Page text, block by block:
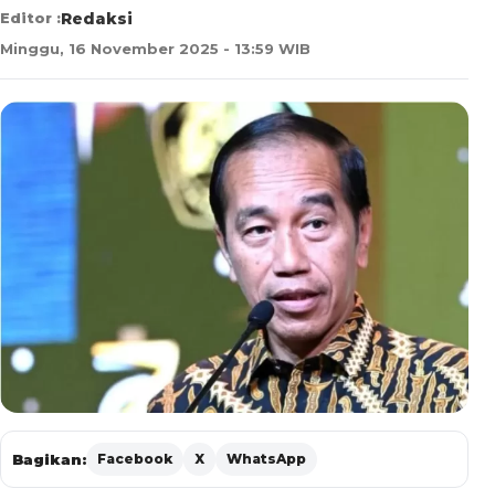
Editor :Redaksi
Minggu, 16 November 2025 - 13:59 WIB
Bagikan: Facebook X WhatsApp